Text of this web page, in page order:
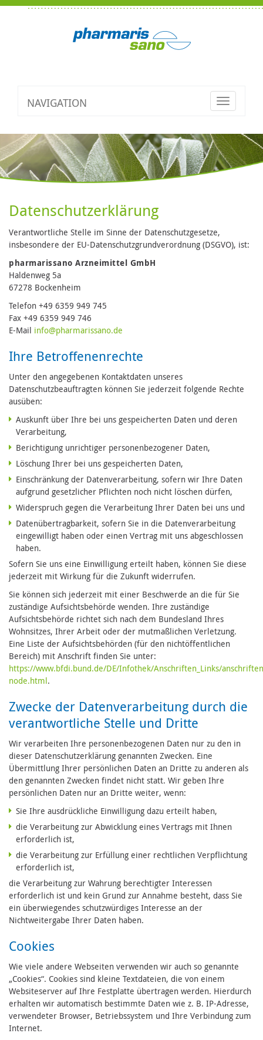
NAVIGATION
Toggle
Datenschutzerklärung
Verantwortliche Stelle im Sinne der Datenschutzgesetze,
insbesondere der EU-Datenschutzgrundverordnung (DSGVO), ist:
pharmarissano Arzneimittel GmbH
Haldenweg 5a
67278 Bockenheim
Telefon +49 6359 949 745
Fax +49 6359 949 746
E-Mail info@pharmarissano.de
Ihre Betroffenenrechte
Unter den angegebenen Kontaktdaten unseres
Datenschutzbeauftragten können Sie jederzeit folgende Rechte
ausüben:
Auskunft über Ihre bei uns gespeicherten Daten und deren
Verarbeitung,
Berichtigung unrichtiger personenbezogener Daten,
Löschung Ihrer bei uns gespeicherten Daten,
Einschränkung der Datenverarbeitung, sofern wir Ihre Daten
aufgrund gesetzlicher Pflichten noch nicht löschen dürfen,
Widerspruch gegen die Verarbeitung Ihrer Daten bei uns und
Datenübertragbarkeit, sofern Sie in die Datenverarbeitung
eingewilligt haben oder einen Vertrag mit uns abgeschlossen
haben.
Sofern Sie uns eine Einwilligung erteilt haben, können Sie diese
jederzeit mit Wirkung für die Zukunft widerrufen.
Sie können sich jederzeit mit einer Beschwerde an die für Sie
zuständige Aufsichtsbehörde wenden. Ihre zuständige
Aufsichtsbehörde richtet sich nach dem Bundesland Ihres
Wohnsitzes, Ihrer Arbeit oder der mutmaßlichen Verletzung.
Eine Liste der Aufsichtsbehörden (für den nichtöffentlichen
Bereich) mit Anschrift finden Sie unter:
https://www.bfdi.bund.de/DE/Infothek/Anschriften_Links/
node.html.
Zwecke der Datenverarbeitung durch die
verantwortliche Stelle und Dritte
Wir verarbeiten Ihre personenbezogenen Daten nur zu den in
dieser Datenschutzerklärung genannten Zwecken. Eine
Übermittlung Ihrer persönlichen Daten an Dritte zu anderen als
den genannten Zwecken findet nicht statt. Wir geben Ihre
persönlichen Daten nur an Dritte weiter, wenn:
Sie Ihre ausdrückliche Einwilligung dazu erteilt haben,
die Verarbeitung zur Abwicklung eines Vertrags mit Ihnen
erforderlich ist,
die Verarbeitung zur Erfüllung einer rechtlichen Verpflichtung
erforderlich ist,
die Verarbeitung zur Wahrung berechtigter Interessen
erforderlich ist und kein Grund zur Annahme besteht, dass Sie
ein überwiegendes schutzwürdiges Interesse an der
Nichtweitergabe Ihrer Daten haben.
Cookies
Wie viele andere Webseiten verwenden wir auch so genannte
„Cookies“. Cookies sind kleine Textdateien, die von einem
Websiteserver auf Ihre Festplatte übertragen werden. Hierdurch
erhalten wir automatisch bestimmte Daten wie z. B. IP-Adresse,
verwendeter Browser, Betriebssystem und Ihre Verbindung zum
Internet.